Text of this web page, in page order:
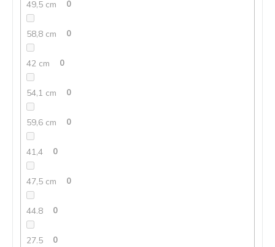
49,5 cm 0
58,8 cm 0
42 cm 0
54,1 cm 0
59,6 cm 0
41,4 0
47,5 cm 0
44.8 0
27.5 0